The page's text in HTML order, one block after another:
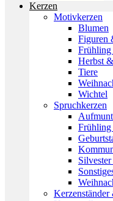
Kerzen
Motivkerzen
Blumen
Figuren
Frühling
Herbst
Tiere
Wichtel
Spruchkerzen
Frühling
Kerzenständer